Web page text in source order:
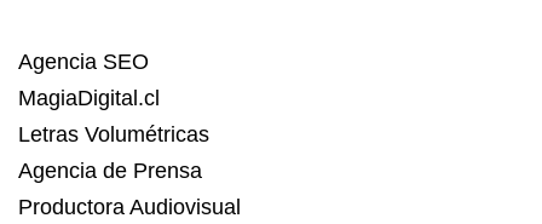
Agencia SEO
MagiaDigital.cl
Letras Volumétricas
Agencia de Prensa
Productora Audiovisual